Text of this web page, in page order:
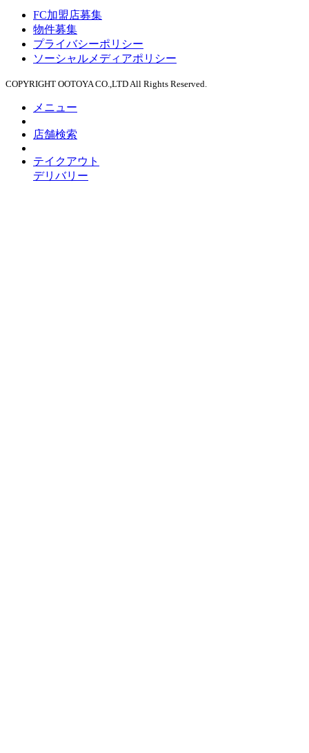
FC加盟店募集
物件募集
プライバシーポリシー
ソーシャルメディアポリシー
COPYRIGHT OOTOYA CO.,LTD All Rights Reserved.
メニュー
店舗検索
テイクアウト
デリバリー